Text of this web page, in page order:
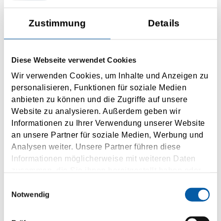
Zustimmung Details
Diese Webseite verwendet Cookies
Wir verwenden Cookies, um Inhalte und Anzeigen zu
personalisieren, Funktionen für soziale Medien
anbieten zu können und die Zugriffe auf unsere
Website zu analysieren. Außerdem geben wir
Informationen zu Ihrer Verwendung unserer Website
an unsere Partner für soziale Medien, Werbung und
Analysen weiter. Unsere Partner führen diese
Informationen möglicherweise mit weiteren Daten
gesammelt haben.
Notwendig
Golfo Aranci
Civitavecchia
0-3 x daily
5-10 h driving time
INQUIRY